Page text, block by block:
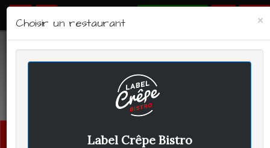
LABEL CRÊPE - BISTRO
×
Choisir un restaurant
Label Crêpe Bistro